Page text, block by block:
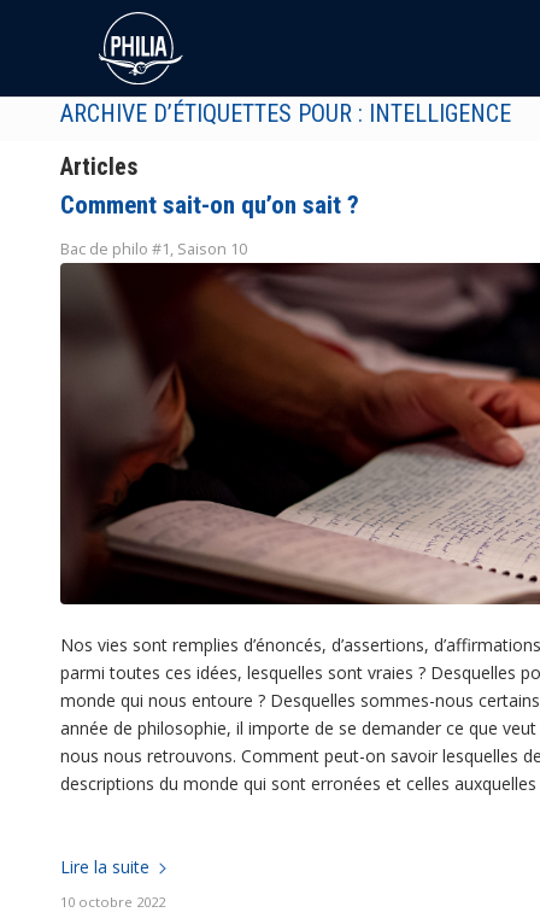
ARCHIVE D’ÉTIQUETTES POUR : INTELLIGENCE
Articles
Comment sait-on qu’on sait ?
Bac de philo #1, Saison 10
Nos vies sont remplies d’énoncés, d’assertions,
parmi toutes ces idées, lesquelles sont vraies ? Desquelles
monde qui nous entoure ? Desquelles sommes-nous
année de philosophie, il importe de se demander ce que veut
nous nous retrouvons. Comment peut-on savoir lesquelles
descriptions du monde qui sont erronées et celles
Lire la suite
10 octobre 2022